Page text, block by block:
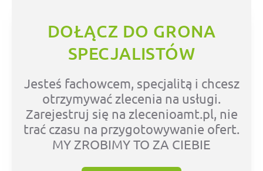
DOŁĄCZ DO GRONA
SPECJALISTÓW
Jesteś fachowcem, specjalitą i chcesz
otrzymywać zlecenia na usługi.
Zarejestruj się na zlecenioamt.pl, nie
trać czasu na przygotowywanie ofert.
MY ZROBIMY TO ZA CIEBIE